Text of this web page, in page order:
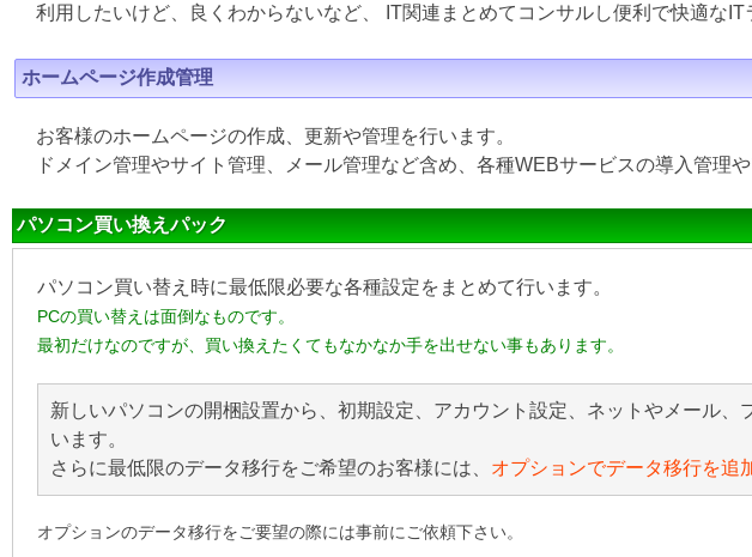
利用したいけど、良くわからないなど、 IT関連まとめてコンサルし便利で快適なIT
ホームページ作成管理
お客様のホームページの作成、更新や管理を行います。
ドメイン管理やサイト管理、メール管理など含め、各種WEBサービスの導入管理
パソコン買い換えパック
パソコン買い替え時に最低限必要な各種設定をまとめて行います。
PCの買い替えは面倒なものです。
最初だけなのですが、買い換えたくてもなかなか手を出せない事もあります。
新しいパソコンの開梱設置から、初期設定、アカウント設定、ネットやメール
います。
さらに最低限のデータ移行をご希望のお客様には、 オプションでデータ移行を追
オプションのデータ移行をご要望の際には事前にご依頼下さい。